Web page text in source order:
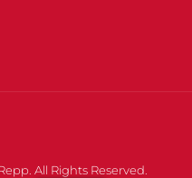
All Rights Reserved.